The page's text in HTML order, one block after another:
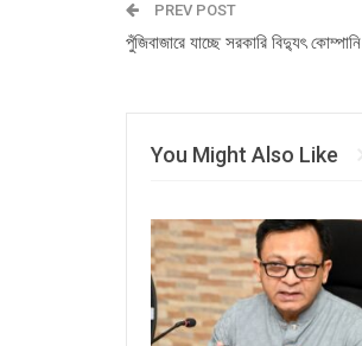
PREV POST
পুঁজিবাজারে যাচ্ছে সরকারি বিদ্যুৎ কোম্পানি
You Might Also Like